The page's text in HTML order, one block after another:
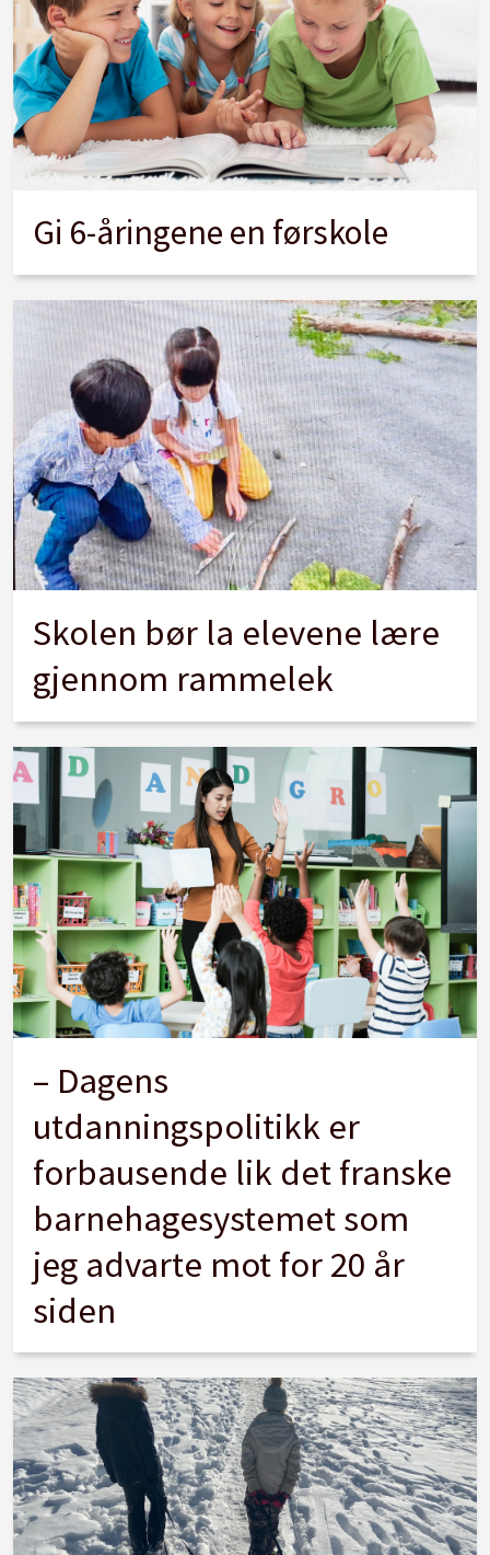
Gi 6-åringene en førskole
Skolen bør la elevene lære
gjennom rammelek
– Dagens
utdanningspolitikk er
forbausende lik det franske
barnehagesystemet som
jeg advarte mot for 20 år
siden